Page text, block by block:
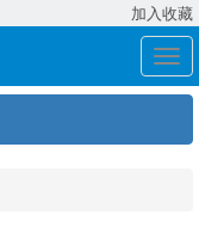
加入收藏
展
开